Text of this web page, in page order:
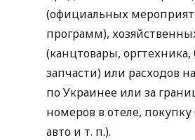
(официальных
программ),
(канцтовары,
запчасти) или расходов
по Украинее или за
номеров в отеле,
авто и т. п.).